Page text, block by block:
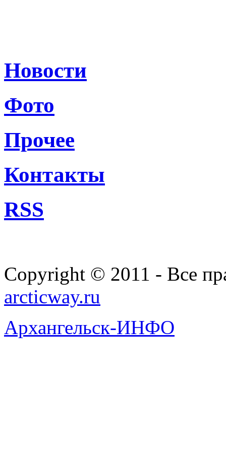
Новости
Фото
Прочее
Контакты
RSS
Copyright © 2011 - Все
arcticway.ru
Архангельск-ИНФО